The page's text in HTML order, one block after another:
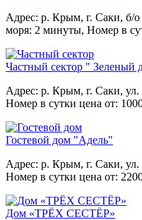
Адрес: р. Крым, г. Саки, б/
моря: 2 минуты, Номер в
Частный сектор " Зеленый
Адрес: р. Крым, г. Саки,
Номер в сутки цена от:
Гостевой дом "Адель"
Адрес: р. Крым, г. Саки, ул.
Номер в сутки цена от:
Дом «ТРЁХ СЕСТЁР»